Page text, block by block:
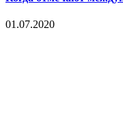
01.07.2020